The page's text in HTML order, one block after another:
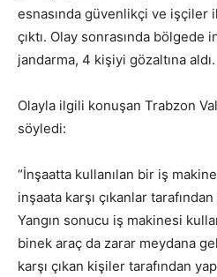
esnasında güvenlikçi ve işçiler
çıktı. Olay sonrasında bölgede
jandarma, 4 kişiyi gözaltına aldı.
Olayla ilgili konuşan Trabzon
söyledi:
“İnşaatta kullanılan bir iş
inşaata karşı çıkanlar
Yangın sonucu iş makinesi
binek araç da zarar meydana
karşı çıkan kişiler tarafından